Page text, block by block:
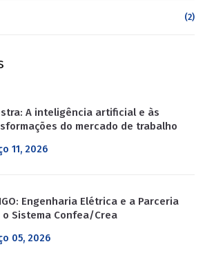
(2)
A inteligência artificial e às
do mercado de trabalho
11, 2026
Engenharia Elétrica e a Parceria
o Sistema Confea/Crea
05, 2026